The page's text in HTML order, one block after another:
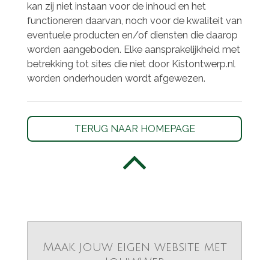
kan zij niet instaan voor de inhoud en het
functioneren daarvan, noch voor de kwaliteit van
eventuele producten en/of diensten die daarop
worden aangeboden. Elke aansprakelijkheid met
betrekking tot sites die niet door Kistontwerp.nl
worden onderhouden wordt afgewezen.
TERUG NAAR HOMEPAGE
Maak jouw eigen website met